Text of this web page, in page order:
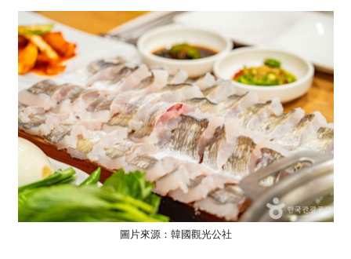
圖片來源：韓國觀光公社